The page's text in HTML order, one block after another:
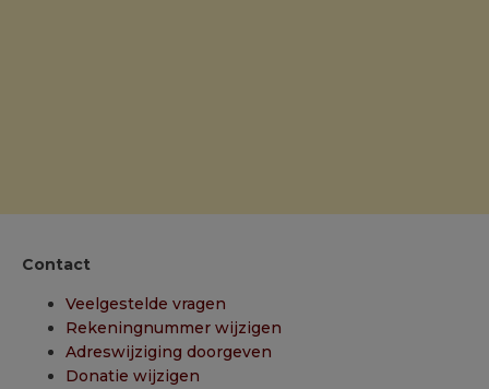
Contact
Veelgestelde vragen
Rekeningnummer wijzigen
Adreswijziging doorgeven
Donatie wijzigen